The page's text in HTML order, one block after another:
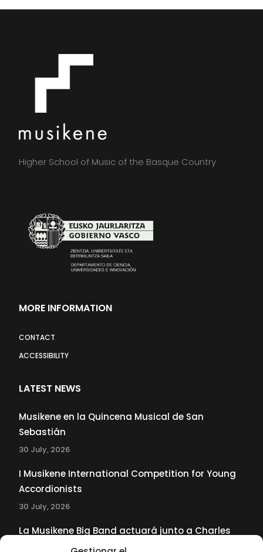
Higher School of Music of the Basque Country
MORE INFORMATION
CONTACT
ACCESSIBILITY
LATEST NEWS
Musikene en la Quincena Musical de San
Sebastián
30 July, 2026
I Musikene International Competition for Young
Accordionists
30 July, 2026
La Musikene Big Band actuará junto a Charles
Tolliver en el 61 Jazzaldia